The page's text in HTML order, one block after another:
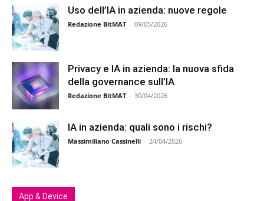
Uso dell’IA in azienda: nuove regole
Redazione BitMAT - 09/05/2026
Privacy e IA in azienda: la nuova sfida
della governance sull’IA
Redazione BitMAT - 30/04/2026
IA in azienda: quali sono i rischi?
Massimiliano Cassinelli - 24/04/2026
App & Device